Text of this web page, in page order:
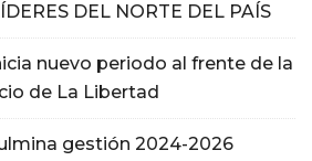
DEL NORTE DEL PAÍS
nuevo periodo al frente de la
de La Libertad
gestión 2024-2026